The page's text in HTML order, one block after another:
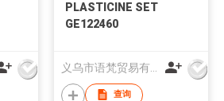
PLASTICINE SET
GE122460
查询